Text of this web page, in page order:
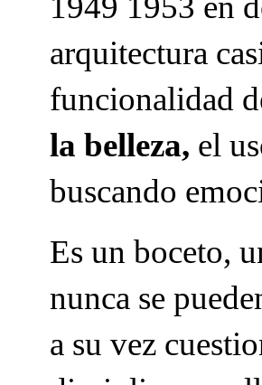
arquitectura
funcionalidad
la belleza, el
buscando
Es un boceto,
nunca se
a su vez